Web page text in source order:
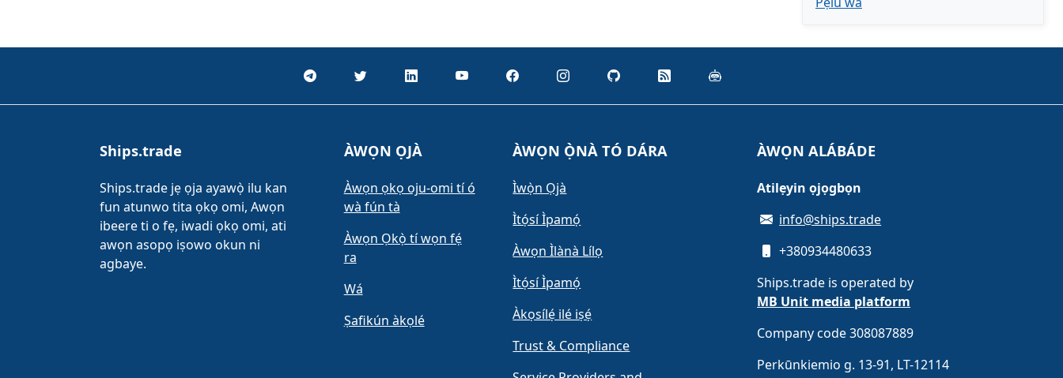
Ships.trade
Ships.trade jẹ ọja ayawọ̀ ilu kan
fun atunwo tita ọkọ omi, Awọn
ibeere ti o fẹ, iwadi ọkọ omi, ati
awọn asopọ iṣowo okun ni
agbaye.
ÀWỌN ỌJÀ
Àwọn ọkọ oju-omi tí ó
wà fún tà
Àwọn Ọkọ̀ tí wọn fẹ́
ra
Wá
Ṣafikún àkọlé
ÀWỌN Ọ̀NÀ TÓ DÁRA
Ìwọ̀n Ọjà
Ìtọ́sí Ìpamọ́
Àwọn Ìlànà Lílọ
Ìtọ́sí Ìpamọ́
Àkọsílẹ́ ilé iṣẹ́
Trust & Compliance
ÀWỌN ALÁBÁDE
Atilẹyin ọjọgbọn
info@ships.trade
+380934480633
Ships.trade is operated by
MB Unit media platform
Company code 308087889
Perkūnkiemio g. 13-91, LT-12114